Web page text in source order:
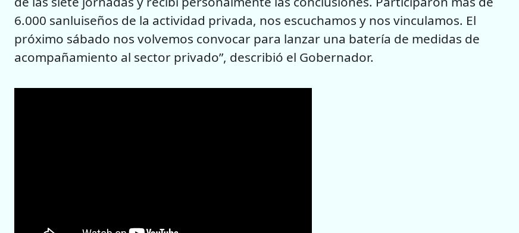
6.000 sanluiseños de la actividad privada, nos escuchamos y nos vinculamos. El
próximo sábado nos volvemos convocar para lanzar una batería de medidas de
acompañamiento al sector privado”, describió el Gobernador.